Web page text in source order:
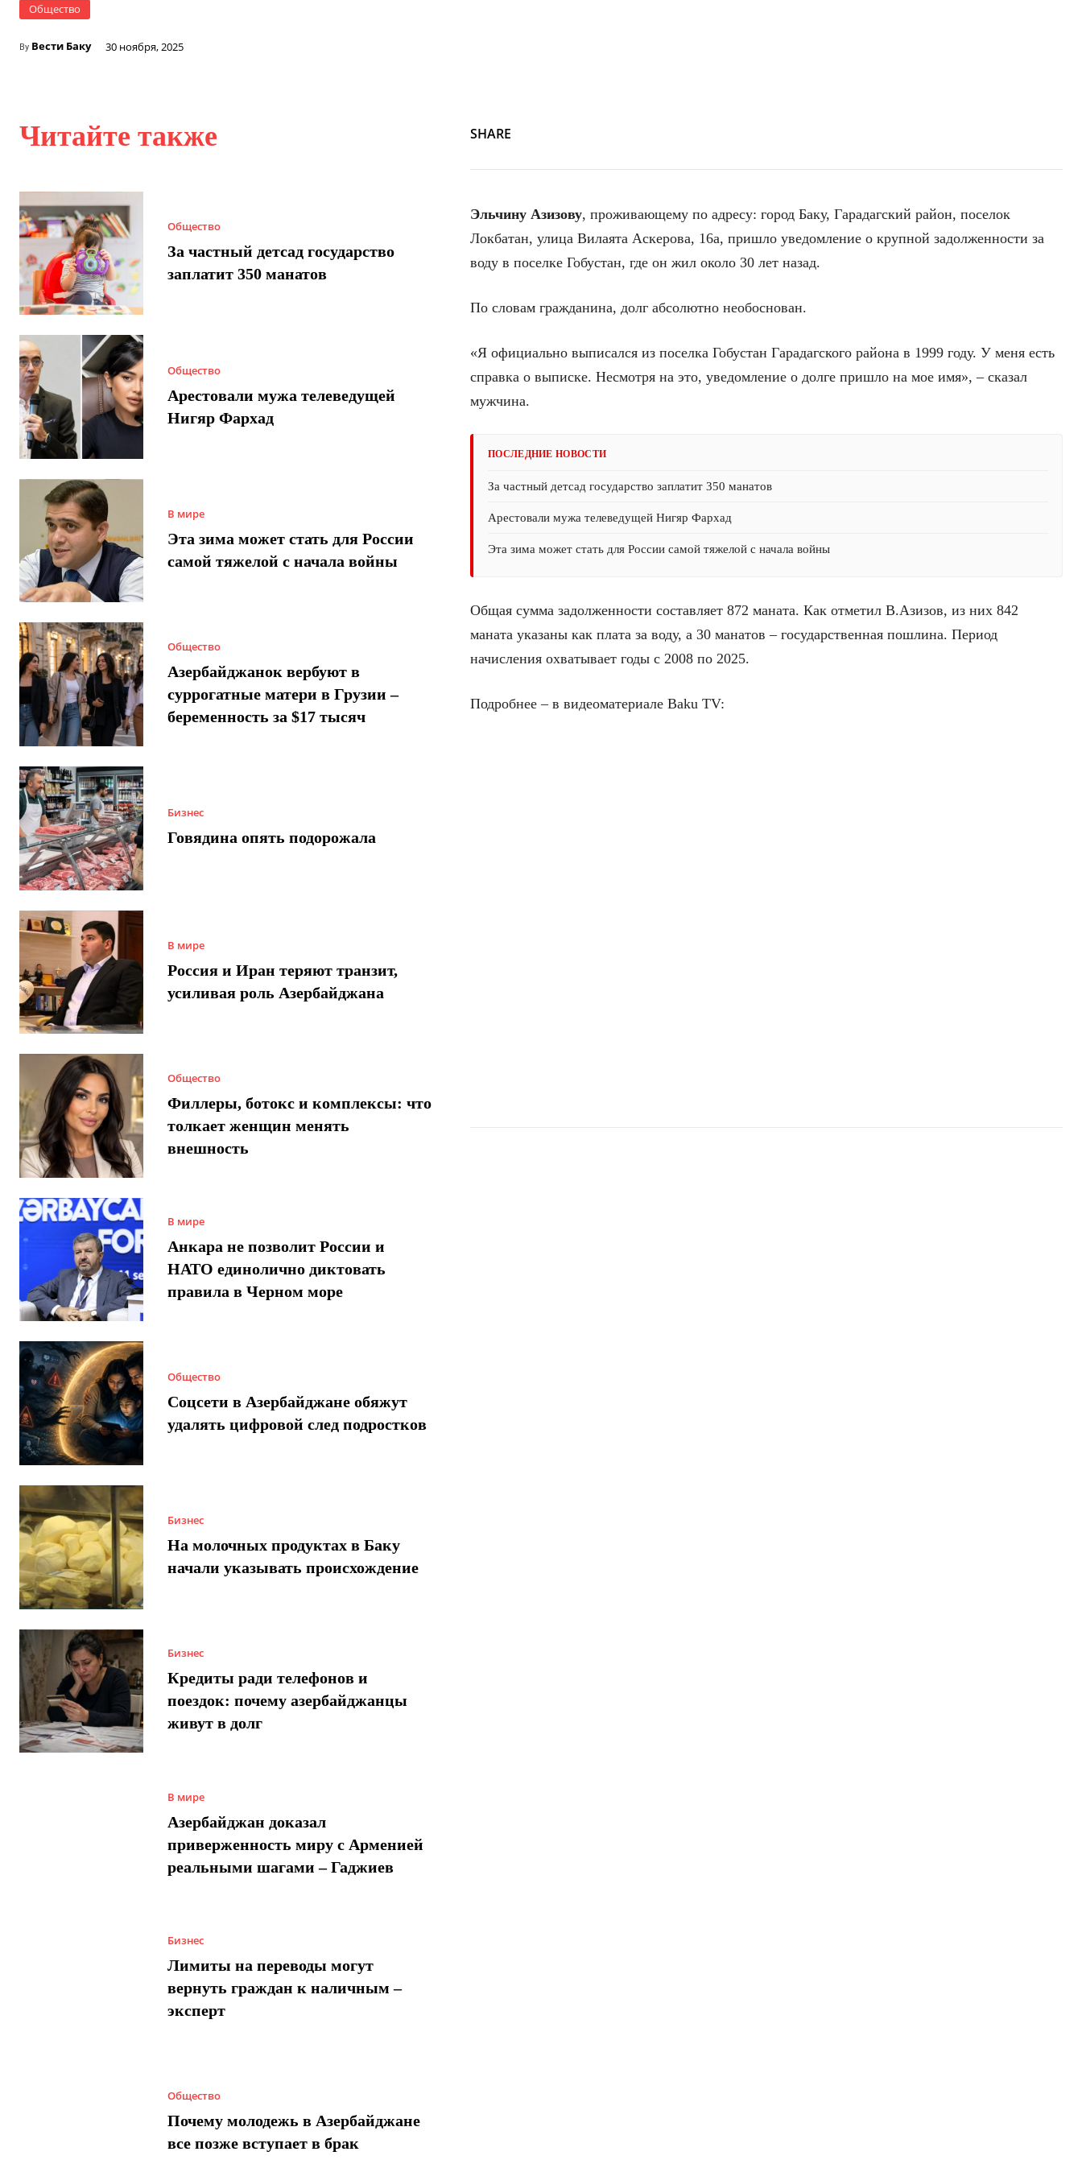
Общество
By Вести Баку 30 ноября, 2025
Читайте также
Общество
За частный детсад государство
заплатит 350 манатов
Общество
Арестовали мужа телеведущей
Нигяр Фархад
В мире
Эта зима может стать для России
самой тяжелой с начала войны
Общество
Азербайджанок вербуют в
суррогатные матери в Грузии –
беременность за $17 тысяч
Бизнес
Говядина опять подорожала
В мире
Россия и Иран теряют транзит,
усиливая роль Азербайджана
Общество
Филлеры, ботокс и комплексы: что
толкает женщин менять
внешность
В мире
Анкара не позволит России и
НАТО единолично диктовать
правила в Черном море
Общество
Соцсети в Азербайджане обяжут
удалять цифровой след подростков
Бизнес
На молочных продуктах в Баку
начали указывать происхождение
Бизнес
Кредиты ради телефонов и
поездок: почему азербайджанцы
живут в долг
В мире
Азербайджан доказал
приверженность миру с Арменией
реальными шагами – Гаджиев
Бизнес
Лимиты на переводы могут
вернуть граждан к наличным –
эксперт
Общество
Почему молодежь в Азербайджане
все позже вступает в брак
SHARE
Эльчину Азизову, проживающему по адресу: город Баку, Гарадагский район, поселок
Локбатан, улица Вилаята Аскерова, 16а, пришло уведомление о крупной задолженности за
воду в поселке Гобустан, где он жил около 30 лет назад.
По словам гражданина, долг абсолютно необоснован.
«Я официально выписался из поселка Гобустан Гарадагского района в 1999 году. У меня есть
справка о выписке. Несмотря на это, уведомление о долге пришло на мое имя», – сказал
мужчина.
ПОСЛЕДНИЕ НОВОСТИ
За частный детсад государство заплатит 350 манатов
Арестовали мужа телеведущей Нигяр Фархад
Эта зима может стать для России самой тяжелой с начала войны
Общая сумма задолженности составляет 872 маната. Как отметил В.Азизов, из них 842
маната указаны как плата за воду, а 30 манатов – государственная пошлина. Период
начисления охватывает годы с 2008 по 2025.
Подробнее – в видеоматериале Baku TV: